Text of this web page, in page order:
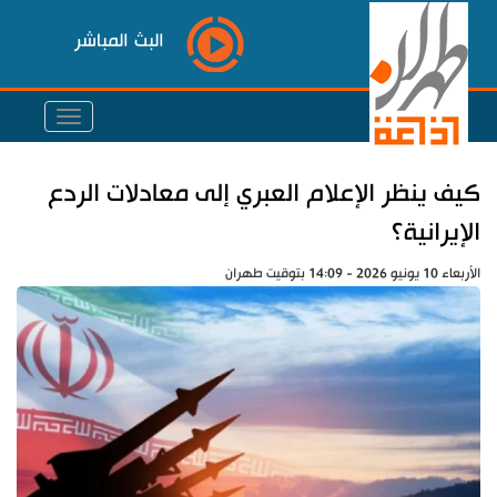
البث المباشر
كيف ينظر الإعلام العبري إلى معادلات الردع
الإيرانية؟
الأربعاء 10 يونيو 2026 - 14:09 بتوقيت طهران